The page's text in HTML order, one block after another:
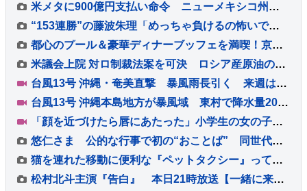
米メタに900億円支払い命令 ニューメキシコ州の裁判所 利用時間の制限も要求
“153連勝”の藤波朱理「めっちゃ負けるの怖いです」 フォール負け寸前から掴んだ栄光と、石川佳純に語った本音【バース・デイ】
都心のプール＆豪華ディナーブッフェを満喫！京王プラザホテル『スカイプールプラン』スタイリッシュな夏の体験レポート
米議会上院 対ロ制裁法案を可決 ロシア産原油の輸入上位国に最大100％の関税
台風13号 沖縄・奄美直撃 暴風雨長引く 来週は台風15号の動向に注意 熊本は3週間連続の猛暑日か
台風13号 沖縄本島地方が暴風域 東村で降水量200ミリ超 本島北部中心に約1万4000戸停電
「顔を近づけたら唇にあたった」小学生の女の子にわいせつ行為か 保育園運営会社代表の男を逮捕 千葉・市川市
悠仁さま 公的な行事で初の“おことば” 同世代の参加者と宿泊テント設営体験も ボーイスカウトのキャンプ大会
猫を連れた移動に便利な『ペットタクシー』ってなに？ 利用時の流れや活用したいシーンをご紹介
松村北斗主演『告白』 本日21時放送【一緒に来るの夢だったんです】 「第5話あらすじ＆新場面写真6点」公開！！